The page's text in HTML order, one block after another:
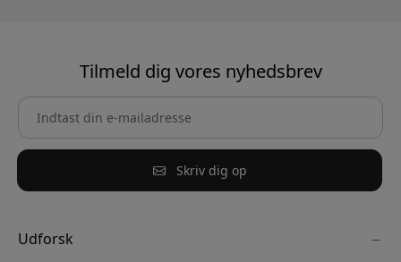
Tilmeld dig vores nyhedsbrev
Skriv dig op
Udforsk